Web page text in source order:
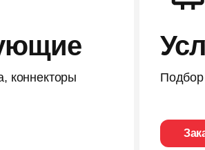
коннекторы Подбор